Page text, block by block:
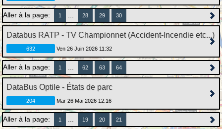
Aller à la page: 1 28 29 30
Databus RATP - TV Championnet (Accident-Incendie etc...)
632 Ven 26 Juin 2026 11:32
Aller à la page: 1 62 63 64
DataBus Optile - États de parc
204 Mar 26 Mai 2026 12:16
Aller à la page: 1 19 20 21